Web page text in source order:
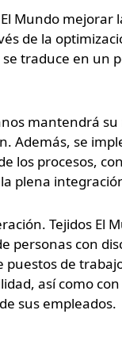
Mundo mejorar
de la
traduce en un
mantendrá
Además, se
los procesos,
plena
Tejidos El
personas con
de
así como
sus empleados.